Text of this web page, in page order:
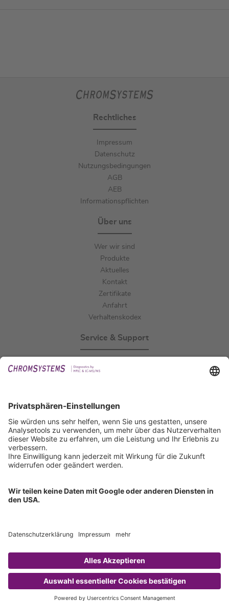
Rechtliches
Impressum
Datenschutz
Nutzungsbedingungen
AGB
AEB
Informationspflichten
Über uns
Wer wir sind
Produkte
Aktuelles
Kontakt
Zertifikate
Anfahrt
Verhaltenskodex
Service & Support
IFU anfordern
Zertifizierungen
ISO 9001 Zertifikat
Copyright © 2026 Chromsystems Instruments & Chemicals GmbH.